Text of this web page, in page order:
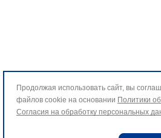
Продолжая использовать сайт, вы
файлов cookie на основании Политики
Согласия на обработку персональных